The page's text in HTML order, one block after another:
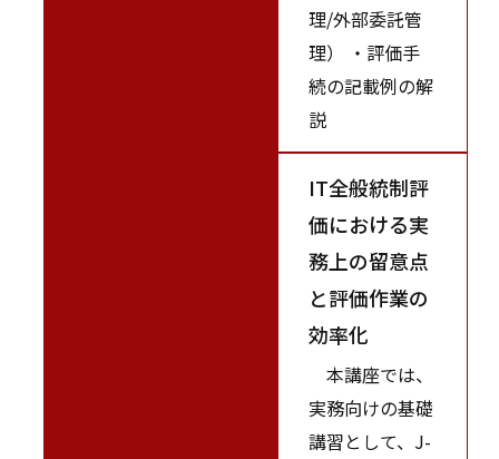
理/外部委託管
理） ・評価手
続の記載例の解
説
IT全般統制評
価における実
務上の留意点
と評価作業の
効率化
本講座では、
実務向けの基礎
講習として、J-